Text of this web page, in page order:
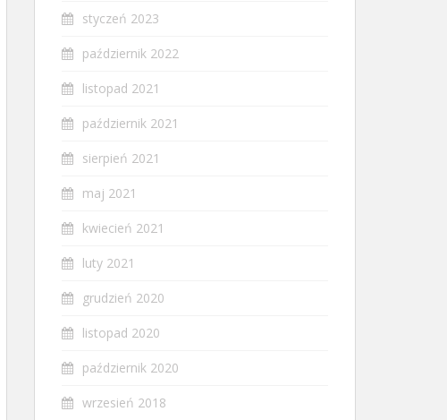
styczeń 2023
październik 2022
listopad 2021
październik 2021
sierpień 2021
maj 2021
kwiecień 2021
luty 2021
grudzień 2020
listopad 2020
październik 2020
wrzesień 2018